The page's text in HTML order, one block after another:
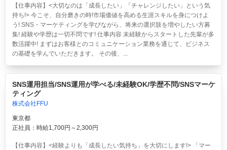
【仕事内容】<大切なのは「成長したい」「チャレンジしたい」という気
持ち!> 今こそ、自分磨きの時!市場価値を高める生涯スキルを身につけよ
う! SNS・マーケティングを学びながら、将来の選択肢を増やしたい方募
集! 経験や学歴は一切不問です! 仕事内容 未経験からスタートした先輩が多
数活躍中! まずはお客様とのコミュニケーション業務を通じて、ビジネス
の基礎を学んでいただきます。 その後、...
SNS運用担当/SNS運用が学べる/未経験OK/学歴不問/SNSマーケ
ティング
株式会社FFU
東京都
正社員：時給1,700円～2,300円
【仕事内容】<経験よりも「成長したい気持ち」を大切にします!> 「マー